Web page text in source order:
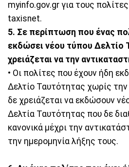
myinfo.gov.gr για τους
taxisnet.
5. Σε περίπτωση που ένας
εκδώσει νέου τύπου Δελτίο
χρειάζεται να την
• Οι πολίτες που έχουν ήδη
Δελτίο Ταυτότητας χωρίς
δε χρειάζεται να εκδώσουν
Δελτία Ταυτότητας που δε
κανονικά μέχρι την
την ημερομηνία λήξης τους.